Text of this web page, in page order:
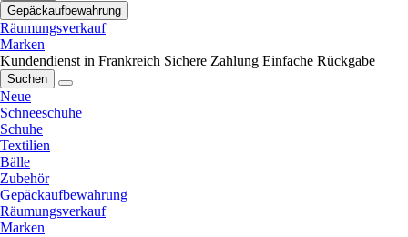
Gepäckaufbewahrung
Räumungsverkauf
Marken
Kundendienst in Frankreich Sichere Zahlung Einfache Rückgabe
Suchen
Neue
Schneeschuhe
Schuhe
Textilien
Bälle
Zubehör
Gepäckaufbewahrung
Räumungsverkauf
Marken